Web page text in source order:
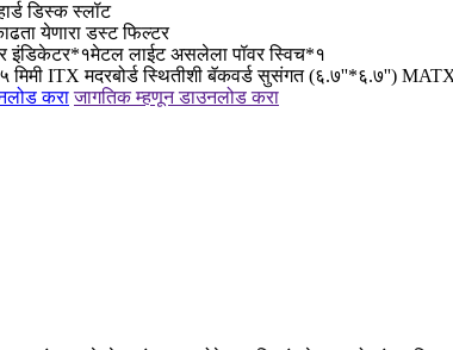
डिस्क स्लॉट
येणारा डस्ट फिल्टर
इंडिकेटर*१मेटल लाईट असलेला पॉवर स्विच*१
मिमी ITX मदरबोर्ड स्थितीशी बॅकवर्ड सुसंगत (६.७''*६.७'')
करा जागतिक म्हणून डाउनलोड करा